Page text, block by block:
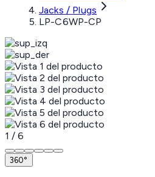
Jacks / Plugs
LP-C6WP-CP
1 / 6
360°